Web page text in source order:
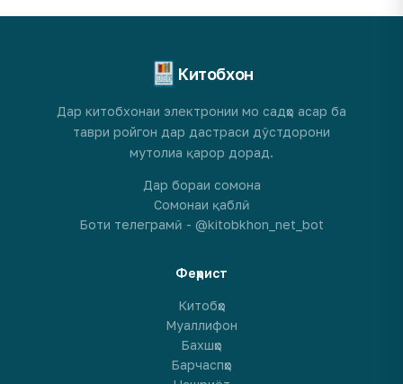
Китобхон
Дар китобхонаи электронии мо садҳо асар ба
таври ройгон дар дастраси дӯстдорони
мутолиа қарор дорад.
Дар бораи сомона
Сомонаи қаблӣ
Боти телеграмӣ - @kitobkhon_net_bot
Феҳрист
Китобҳо
Муаллифон
Бахшҳо
Барчаспҳо